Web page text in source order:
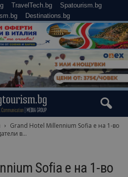
TravelTech.bg
Spatourism.bg
Destinations.bg
Grand Hotel Millennium Sofia е на 1-во
в...
Sofia е на 1-во